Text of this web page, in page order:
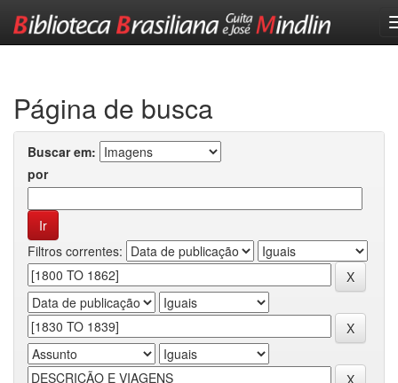
Página de busca
Buscar em:
por
Filtros correntes: